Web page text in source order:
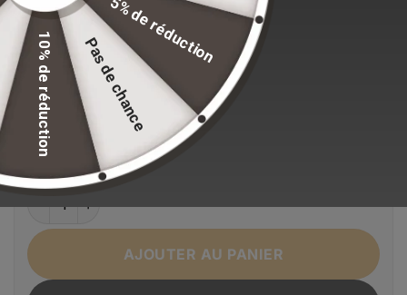
Stock volontairement limité pour maintenir nos
standards de qualité.
Couleur
Noir
quantité de Sac À Dos Hommes D'affaires Triple Couche
AJOUTER AU PANIER
Alternative:
5% de réduction
Pas de chance
10% de réduction